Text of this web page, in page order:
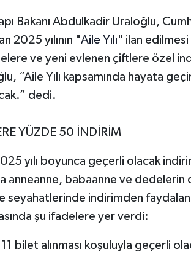
Bakanı Abdulkadir Uraloğlu,
2025 yılının "Aile Yılı" ilan
ve yeni evlenen çiftlere özel
“Aile Yılı kapsamında hayata
dedi.
YÜZDE 50 İNDİRİM
yılı boyunca geçerli olacak
anneanne, babaanne ve
seyahatlerinde indirimden
şu ifadelere yer verdi:
bilet alınması koşuluyla geçerli